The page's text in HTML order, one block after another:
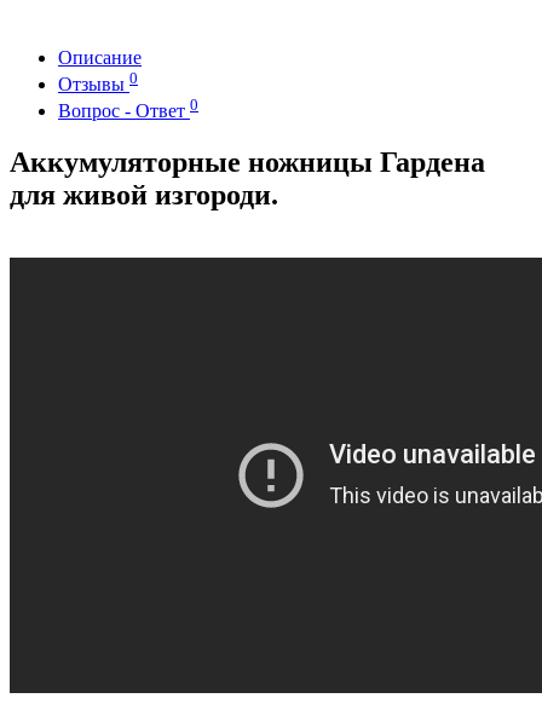
Описание
Отзывы 0
Вопрос - Ответ 0
Аккумуляторные ножницы Гардена
для живой изгороди.